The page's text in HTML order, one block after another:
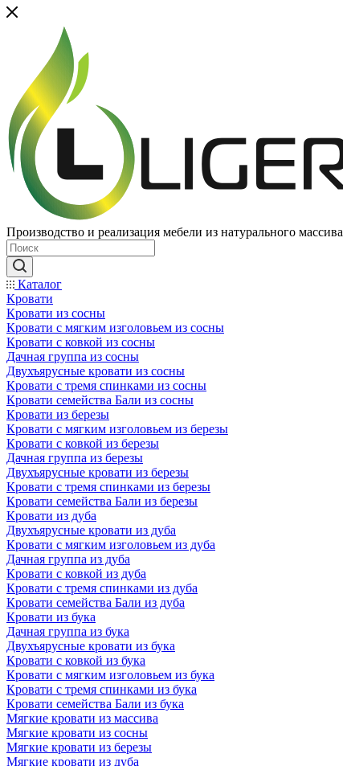
Производство и реализация мебели из натурального массива
Каталог
Кровати
Кровати из сосны
Кровати с мягким изголовьем из сосны
Кровати с ковкой из сосны
Дачная группа из сосны
Двухъярусные кровати из сосны
Кровати с тремя спинками из сосны
Кровати семейства Бали из сосны
Кровати из березы
Кровати с мягким изголовьем из березы
Кровати с ковкой из березы
Дачная группа из березы
Двухъярусные кровати из березы
Кровати с тремя спинками из березы
Кровати семейства Бали из березы
Кровати из дуба
Двухъярусные кровати из дуба
Кровати с мягким изголовьем из дуба
Дачная группа из дуба
Кровати с ковкой из дуба
Кровати с тремя спинками из дуба
Кровати семейства Бали из дуба
Кровати из бука
Дачная группа из бука
Двухъярусные кровати из бука
Кровати с ковкой из бука
Кровати с мягким изголовьем из бука
Кровати с тремя спинками из бука
Кровати семейства Бали из бука
Мягкие кровати из массива
Мягкие кровати из сосны
Мягкие кровати из березы
Мягкие кровати из дуба